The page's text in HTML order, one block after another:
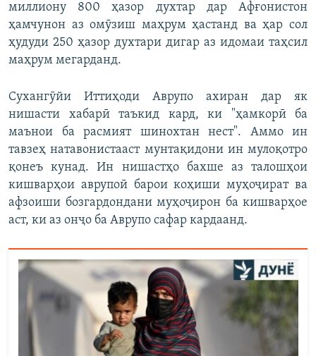
миллиону 800 ҳазор духтар дар Афғонистон
ҳамчунон аз омӯзиш маҳрум ҳастанд ва ҳар сол
ҳудуди 250 ҳазор духтари дигар аз идомаи таҳсил
маҳрум мегарданд.
Сухангӯйи Иттиҳоди Аврупо ахиран дар як
нишасти хабарӣ таъкид кард, ки "ҳамкорӣ ба
маънои ба расмият шинохтан нест". Аммо ин
тавзеҳ натавонистааст мунтақидони ин мулоқотро
қонеъ кунад. Ин нишастҳо бахше аз талошҳои
кишварҳои аврупоӣ барои коҳиши муҳоҷират ва
афзоиши бозгардондани муҳоҷирон ба кишварҳое
аст, ки аз онҷо ба Аврупо сафар кардаанд.